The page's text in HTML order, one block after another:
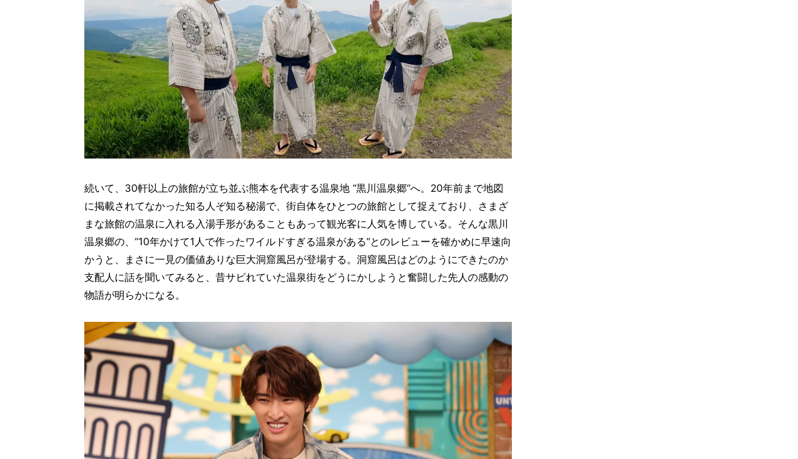
続いて、30軒以上の旅館が立ち並ぶ熊本を代表する温泉地 “黒川温泉郷“へ。20年前まで地図
に掲載されてなかった知る人ぞ知る秘湯で、街自体をひとつの旅館として捉えており、さまざ
まな旅館の温泉に入れる入湯手形があることもあって観光客に人気を博している。そんな黒川
温泉郷の、”10年かけて1人で作ったワイルドすぎる温泉がある“とのレビューを確かめに早速向
かうと、まさに一見の価値ありな巨大洞窟風呂が登場する。洞窟風呂はどのようにできたのか
支配人に話を聞いてみると、昔サビれていた温泉街をどうにかしようと奮闘した先人の感動の
物語が明らかになる。